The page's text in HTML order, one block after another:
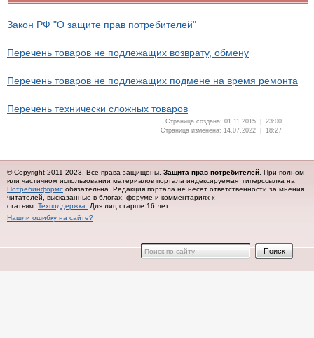
Закон РФ "О защите прав потребителей"
Перечень товаров не подлежащих возврату, обмену
Перечень товаров не подлежащих подмене на время ремонта
Перечень технически сложных товаров
Страница создана: 01.11.2015 | 23:00
Страница изменена: 14.07.2022 | 18:27
© Copyright 2011-2023. Все права защищены. Защита прав потребителей . При полном
или частичном использовании материалов портала индексируемая гиперссылка на
Потребинформс обязательна. Редакция портала не несет ответственности за мнения
читателей, высказанные в блогах, форуме и комментариях к
статьям. Техподдержка.
Для лиц старше 16 лет.
Нашли ошибку на сайте?